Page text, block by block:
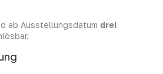
ab Ausstellungsdatum drei